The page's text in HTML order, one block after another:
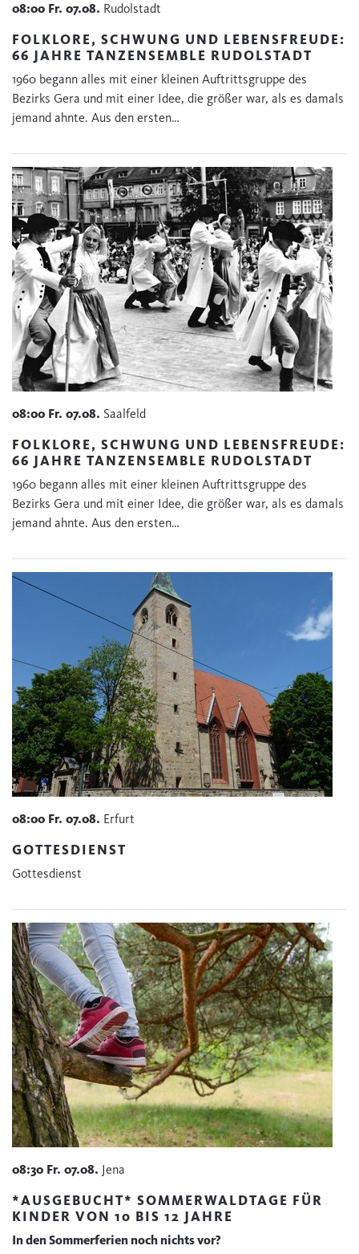
08:00 Fr. 07.08. Rudolstadt
FOLKLORE, SCHWUNG UND LEBENSFREUDE:
66 JAHRE TANZENSEMBLE RUDOLSTADT
1960 begann alles mit einer kleinen Auftrittsgruppe des
Bezirks Gera und mit einer Idee, die größer war, als es damals
jemand ahnte. Aus den ersten…
08:00 Fr. 07.08. Saalfeld
FOLKLORE, SCHWUNG UND LEBENSFREUDE:
66 JAHRE TANZENSEMBLE RUDOLSTADT
1960 begann alles mit einer kleinen Auftrittsgruppe des
Bezirks Gera und mit einer Idee, die größer war, als es damals
jemand ahnte. Aus den ersten…
08:00 Fr. 07.08. Erfurt
GOTTESDIENST
Gottesdienst
08:30 Fr. 07.08. Jena
*AUSGEBUCHT* SOMMERWALDTAGE FÜR
KINDER VON 10 BIS 12 JAHRE
In den Sommerferien noch nichts vor?